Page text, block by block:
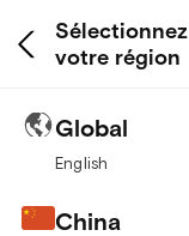
Sélectionnez
votre région
Global
English
China